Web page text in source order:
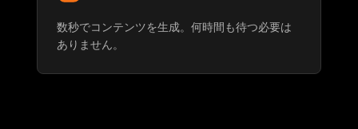
数秒でコンテンツを生成。何時間も待つ必要は
ありません。